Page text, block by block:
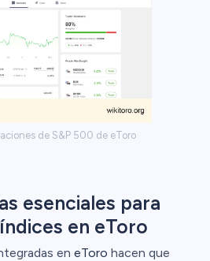
de S&P 500 de eToro
esenciales para
en eToro
en eToro hacen que